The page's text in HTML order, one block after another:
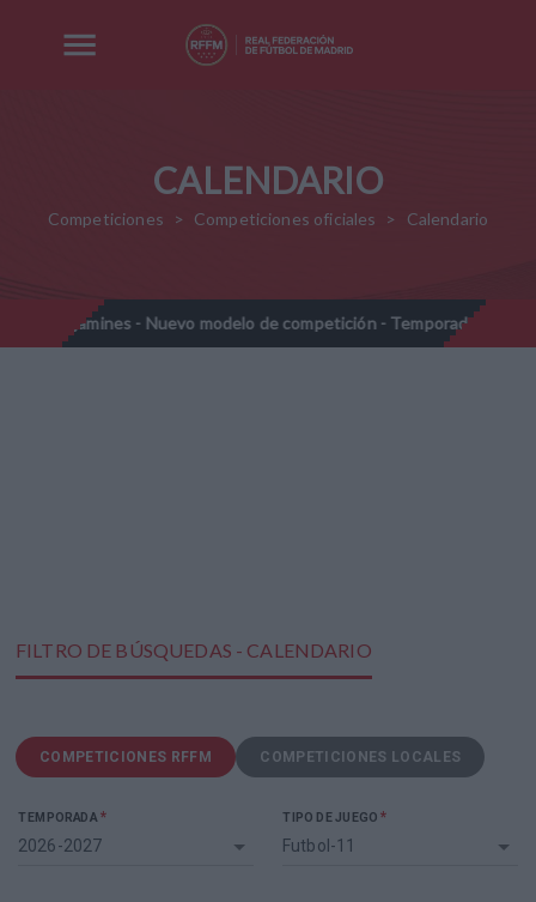
CALENDARIO
Competiciones Competiciones oficiales Calendario
- Nuevo modelo de competición - Temporada 2026-
FILTRO DE BÚSQUEDAS - CALENDARIO
COMPETICIONES RFFM COMPETICIONES LOCALES
TEMPORADA*
2026-2027
TIPO DE JUEGO *
Futbol-11